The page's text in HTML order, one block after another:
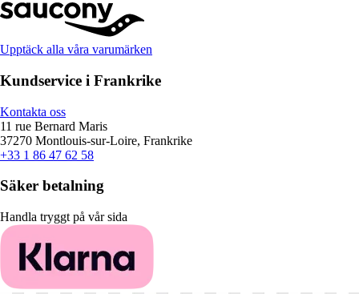
Upptäck alla våra varumärken
Kundservice i Frankrike
Kontakta oss
11 rue Bernard Maris
37270 Montlouis-sur-Loire, Frankrike
+33 1 86 47 62 58
Säker betalning
Handla tryggt på vår sida